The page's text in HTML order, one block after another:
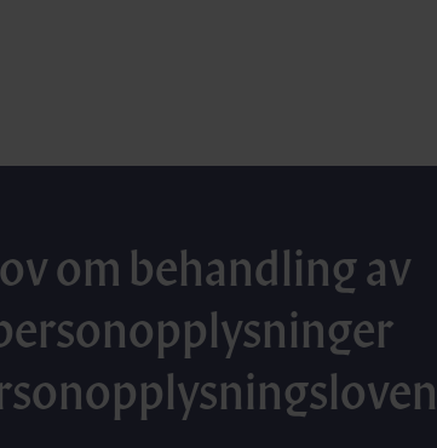
om behandling av